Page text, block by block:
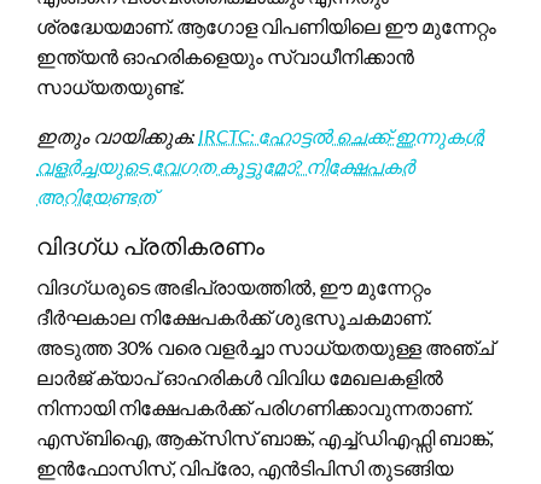
ശ്രദ്ധേയമാണ്. ആഗോള വിപണിയിലെ ഈ മുന്നേറ്റം
ഇന്ത്യൻ ഓഹരികളെയും സ്വാധീനിക്കാൻ
സാധ്യതയുണ്ട്.
ഇതും വായിക്കുക: IRCTC: ഹോട്ടൽ ചെക്ക്-ഇന്നുകൾ
വളർച്ചയുടെ വേഗത കൂട്ടുമോ? നിക്ഷേപകർ
അറിയേണ്ടത്
വിദഗ്ധ പ്രതികരണം
വിദഗ്ധരുടെ അഭിപ്രായത്തിൽ, ഈ മുന്നേറ്റം
ദീർഘകാല നിക്ഷേപകർക്ക് ശുഭസൂചകമാണ്.
അടുത്ത 30% വരെ വളർച്ചാ സാധ്യതയുള്ള അഞ്ച്
ലാർജ് ക്യാപ് ഓഹരികൾ വിവിധ മേഖലകളിൽ
നിന്നായി നിക്ഷേപകർക്ക് പരിഗണിക്കാവുന്നതാണ്.
എസ്ബിഐ, ആക്സിസ് ബാങ്ക്, എച്ച്ഡിഎഫ്സി ബാങ്ക്,
ഇൻഫോസിസ്, വിപ്രോ, എൻടിപിസി തുടങ്ങിയ